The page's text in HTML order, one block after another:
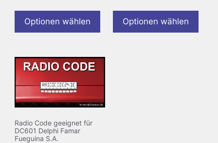
Optionen wählen Optionen wählen
Radio Code geeignet für
DC601 Delphi Famar
Fueguina S.A.